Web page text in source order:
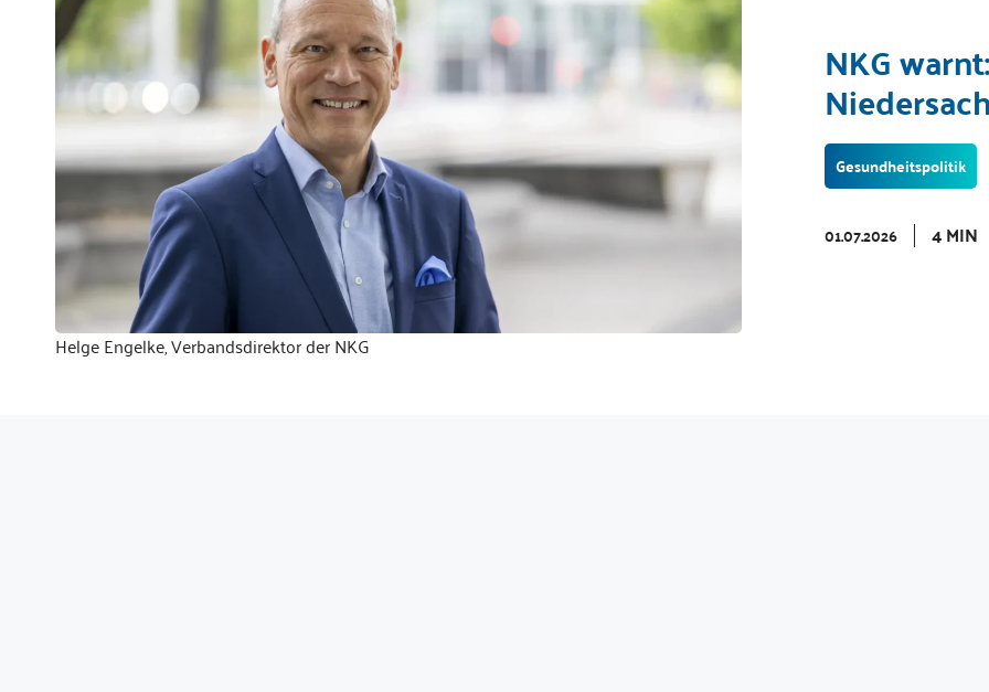
Helge Engelke, Verbandsdirektor der NKG
NKG
Gesundheitspolitik
01.07.2026 4 MIN